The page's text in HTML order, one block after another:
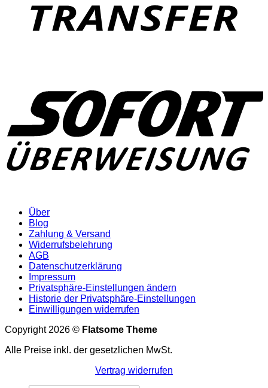
Über
Blog
Zahlung & Versand
Widerrufsbelehrung
AGB
Datenschutzerklärung
Impressum
Privatsphäre-Einstellungen ändern
Historie der Privatsphäre-Einstellungen
Einwilligungen widerrufen
Copyright 2026 © Flatsome Theme
Alle Preise inkl. der gesetzlichen MwSt.
Vertrag widerrufen